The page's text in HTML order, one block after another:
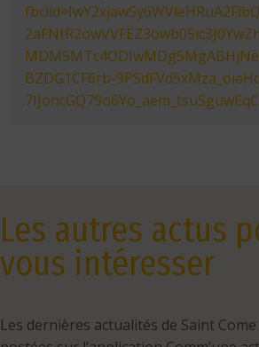
BZDG1CF6rb-
Les autres actus
vous intéresser
Les dernières actualités de Saint